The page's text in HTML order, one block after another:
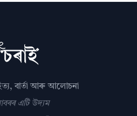
বাৰ্তা আৰু আলোচনা
এটি উদ্যম